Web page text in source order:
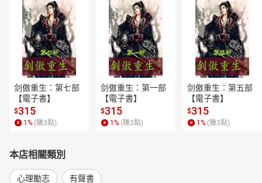
剑傲重生：第七部
【電子書】
$315
1 % (賺3點)
剑傲重生：第一部
【電子書】
$315
1 % (賺3點)
剑傲重生：第五部
【電子書】
$315
1 % (賺3點)
本店相關類別
心理勵志 有聲書